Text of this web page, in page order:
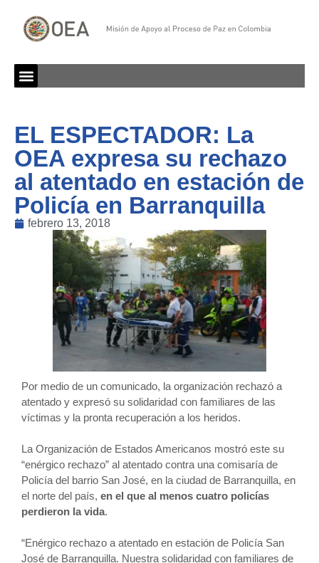
EL ESPECTADOR: La
OEA expresa su rechazo
al atentado en estación de
Policía en Barranquilla
febrero 13, 2018
Por medio de un comunicado, la organización rechazó a
atentado y expresó su solidaridad con familiares de las
víctimas y la pronta recuperación a los heridos.
La Organización de Estados Americanos mostró este su
“enérgico rechazo” al atentado contra una comisaría de
Policía del barrio San José, en la ciudad de Barranquilla, en
el norte del país, en el que al menos cuatro policías
perdieron la vida.
“Enérgico rechazo a atentado en estación de Policía San
José de Barranquilla. Nuestra solidaridad con familiares de